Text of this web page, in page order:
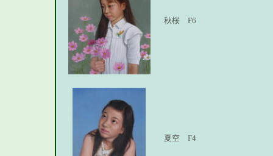
秋桜 F6
夏空 F4